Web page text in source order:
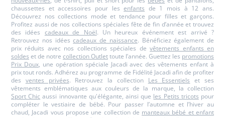
chaussettes et accessoires pour lesenfants de 1 mois à 12 ans.
Découvrez nos collections mode et tendance pour filles et garçons.
Profitez aussi de nos collections spéciales fête de fin d’année et trouvez
des idées cadeaux de Noël. Un heureux événement est arrivé ?
Retrouvez nos idéescadeaux de naissance. Bénéficiez également de
prix réduits avec nos collections spéciales devêtements enfants en
soldes et de notre collection Outlettoute l’année. Guettez les promotions
Prix Doux, une opération spéciale Jacadi avec des vêtements enfant à
prix tout ronds. Adhérez au programme de Fidélité Jacadi afin de profiter
des ventes privées. Retrouvez la collection Les Essentiels et ses
vêtements emblématiques aux couleurs de la marque, la collection
Sport Chic aussi innovante qu'élégante, ainsi que les Petits tricots pour
compléter le vestiaire de bébé. Pour passer l’automne et l’hiver au
chaud, Jacadi vous propose une collection de manteaux bébé et enfant